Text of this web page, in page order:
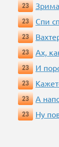
23
23
Спи
23
23
Ах,
23
И
23
23
А
23
Ну